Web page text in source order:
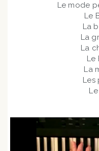
Le mode
Le
La
La
La
Le
La
Les